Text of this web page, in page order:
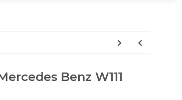
Benz W111